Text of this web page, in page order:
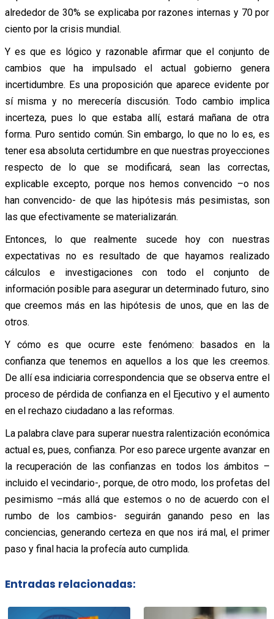
alrededor de 30% se explicaba por razones internas y 70 por
ciento por la crisis mundial.
Y es que es lógico y razonable afirmar que el conjunto de
cambios que ha impulsado el actual gobierno genera
incertidumbre. Es una proposición que aparece evidente por
sí misma y no merecería discusión. Todo cambio implica
incerteza, pues lo que estaba allí, estará mañana de otra
forma. Puro sentido común. Sin embargo, lo que no lo es, es
tener esa absoluta certidumbre en que nuestras proyecciones
respecto de lo que se modificará, sean las correctas,
explicable excepto, porque nos hemos convencido –o nos
han convencido- de que las hipótesis más pesimistas, son
las que efectivamente se materializarán.
Entonces, lo que realmente sucede hoy con nuestras
expectativas no es resultado de que hayamos realizado
cálculos e investigaciones con todo el conjunto de
información posible para asegurar un determinado futuro, sino
que creemos más en las hipótesis de unos, que en las de
otros.
Y cómo es que ocurre este fenómeno: basados en la
confianza que tenemos en aquellos a los que les creemos.
De allí esa indiciaria correspondencia que se observa entre el
proceso de pérdida de confianza en el Ejecutivo y el aumento
en el rechazo ciudadano a las reformas.
La palabra clave para superar nuestra ralentización económica
actual es, pues, confianza. Por eso parece urgente avanzar en
la recuperación de las confianzas en todos los ámbitos –
incluido el vecindario-, porque, de otro modo, los profetas del
pesimismo –más allá que estemos o no de acuerdo con el
rumbo de los cambios- seguirán ganando peso en las
conciencias, generando certeza en que nos irá mal, el primer
paso y final hacia la profecía auto cumplida.
Entradas relacionadas: